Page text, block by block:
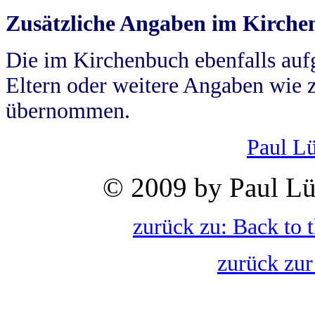
Zusätzliche Angaben im
Die im Kirchenbuch ebenfalls
Eltern oder weitere Angaben wie
übernommen.
Paul
© 2009 by Paul
zurück zu: Back to
zurück